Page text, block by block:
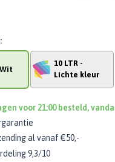
10 LTR -
Lichte kleur
voor 21:00 besteld,
al vanaf €50,-
9,3/10